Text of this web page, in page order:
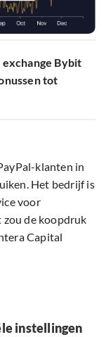
Bybit
tot
klanten in
Het bedrijf is
voor
de koopdruk
Capital
instellingen